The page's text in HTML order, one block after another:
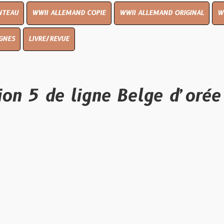
ALLEMAND COPIE WWII ALLEMAND ORIGINAL WWII UK
ligne Belge d’orée